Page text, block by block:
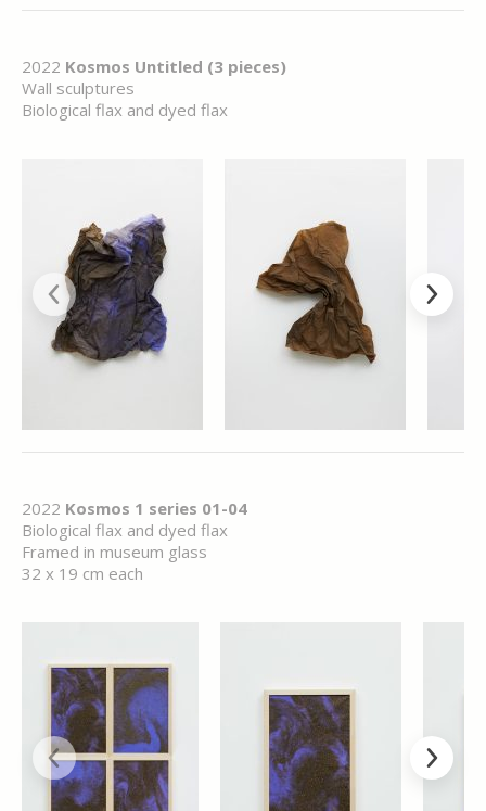
2022 Kosmos Untitled (3 pieces)
Wall sculptures
Biological flax and dyed flax
2022 Kosmos 1 series 01-04
Biological flax and dyed flax
Framed in museum glass
32 x 19 cm each